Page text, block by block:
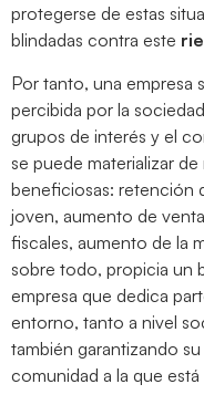
protegerse de estas
blindadas contra este
Por tanto, una empresa
percibida por la
grupos de interés y el
se puede materializar
beneficiosas: retención
joven, aumento de
fiscales, aumento de la
sobre todo, propicia un
empresa que dedica
entorno, tanto a nivel
también garantizando
comunidad a la que